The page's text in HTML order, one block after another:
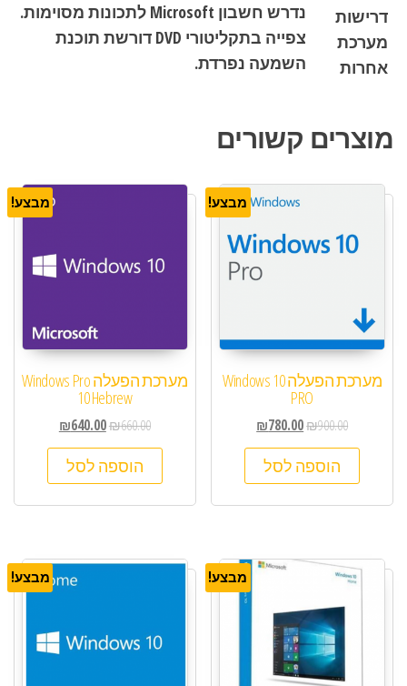
דרישות
מערכת
אחרות
נדרש חשבון Microsoft לתכונות מסוימות.
צפייה בתקליטורי DVD דורשת תוכנת
השמעה נפרדת.
מוצרים קשורים
מבצע!
מערכת הפעלה Windows 10
PRO
₪900.00
₪780.00
הוספה לסל
מבצע!
מערכת הפעלה Windows Pro
10 Hebrew
₪660.00
₪640.00
הוספה לסל
מבצע! מבצע!